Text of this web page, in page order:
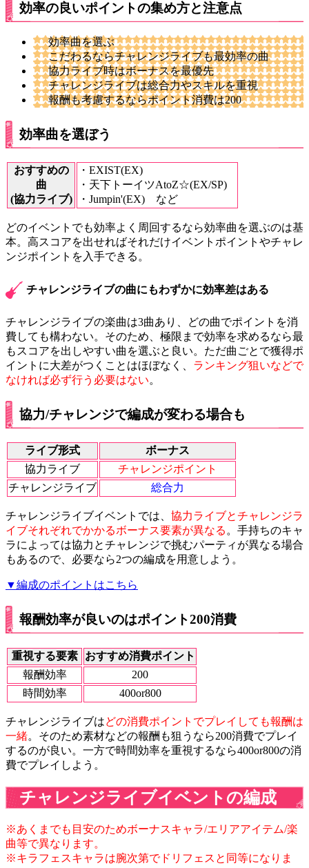
効率の良いポイントの集め方と注意点
効率曲を選ぶ
こだわるならチャレンジライブも最効率の曲
協力ライブ時はボーナスを最優先
チャレンジライブは総合力やスキルを重視
報酬も考慮するならポイント消費は200
効率曲を選ぼう
おすすめの
曲
(協力ライブ)
・EXIST(EX)
・天下トーイツAtoZ☆(EX/SP)
・Jumpin'(EX) など
どのイベントでも効率よく周回するなら効率曲を選ぶのは基
本。高スコアを出せればそれだけイベントポイントやチャレ
ンジポイントを入手できる。
チャレンジライブの曲にもわずかに効率差はある
チャレンジライブの楽曲は3曲あり、どの曲でポイントを消
費しても構わない。そのため、極限まで効率を求めるなら最
もスコアを出しやすい曲を選ぶと良い。ただ曲ごとで獲得ポ
イントに大差がつくことはほぼなく、 ランキング狙いなどで
なければ必ず行う必要はない。
協力/チャレンジで編成が変わる場合も
ライブ形式
ボーナス
協力ライブ
チャレンジポイント
チャレンジライブ
総合力
チャレンジライブイベントでは、 協力ライブとチャレンジラ
イブそれぞれでかかるボーナス要素が異なる 。手持ちのキャ
ラによっては協力とチャレンジで挑むパーティが異なる場合
もあるので、必要なら2つの編成を用意しよう。
▼編成のポイントはこちら
報酬効率が良いのはポイント200消費
重視する要素
おすすめ消費ポイント
報酬効率
200
時間効率
400or800
チャレンジライブはどの消費ポイントでプレイしても報酬は
一緒。そのため素材などの報酬も狙うなら200消費でプレイ
するのが良い。一方で時間効率を重視するなら400or800の消
費でプレイしよう。
チャレンジライブイベントの編成
※あくまでも目安のためボーナスキャラ/エリアアイテム/楽
曲等で異なります。
※キラフェスキャラは腕次第でドリフェスと同等になりま